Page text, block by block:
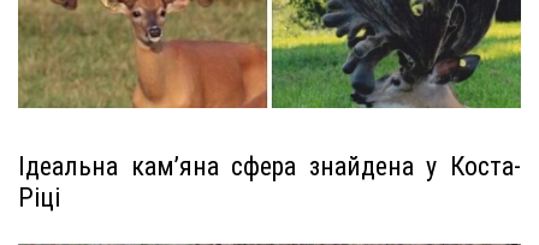
Ідеальна кам’яна сфера знайдена у Коста-
Ріці